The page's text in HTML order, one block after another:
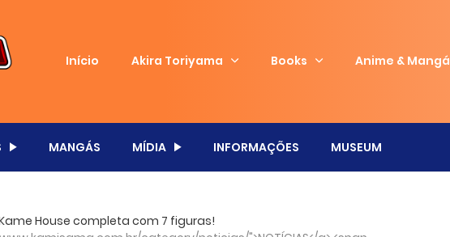
Início Akira Toriyama Books Anime & Mangá
MANGÁS MÍDIA INFORMAÇÕES MUSEUM
Kame House completa com 7 figuras!